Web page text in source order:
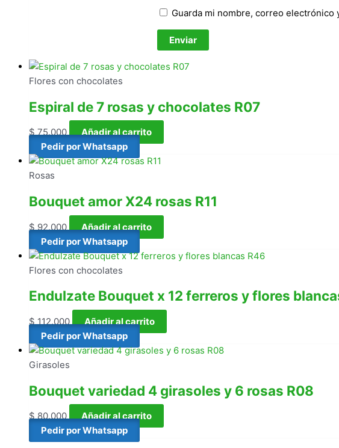
Guarda mi nombre, correo electrónico
Flores con chocolates
Espiral de 7 rosas y chocolates R07
$75.000
Añadir al carrito
Pedir por Whatsapp
Rosas
Bouquet amor X24 rosas R11
$ 92.000
Añadir al carrito
Pedir por Whatsapp
Flores con chocolates
Endulzate Bouquet x 12 ferreros y flores
$112.000
Añadir al carrito
Pedir por Whatsapp
Girasoles
Bouquet variedad 4 girasoles y 6 rosas R08
$80.000
Añadir al carrito
Pedir por Whatsapp